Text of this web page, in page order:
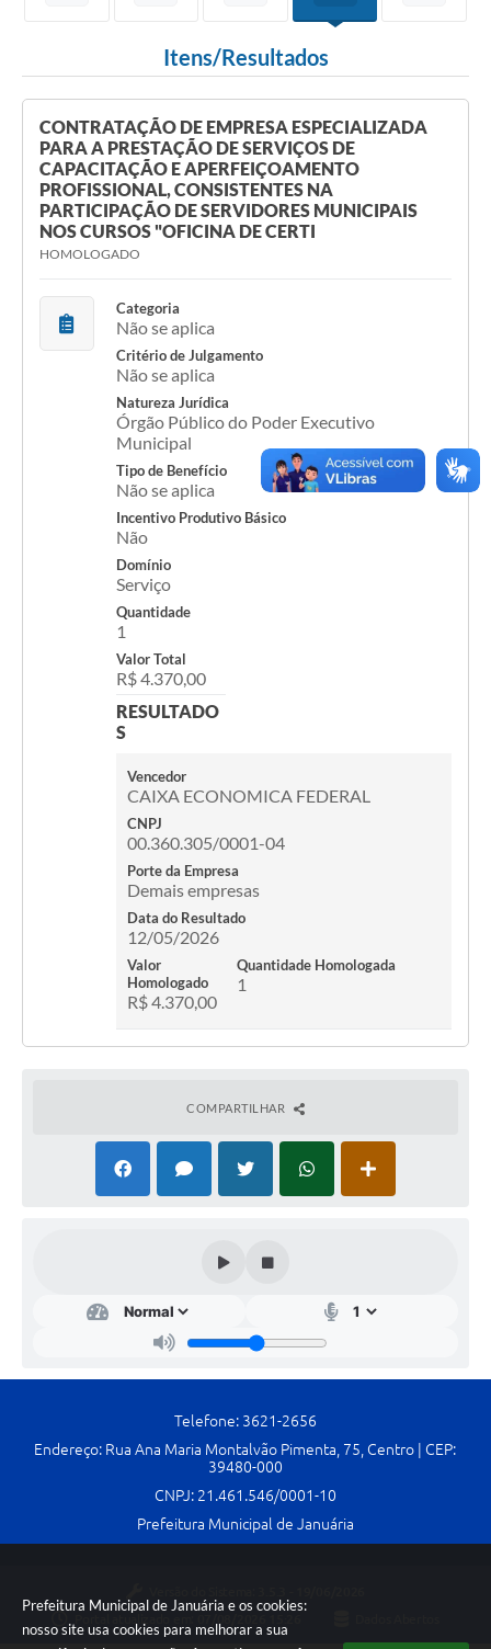
Prefeitura Municipal de Januária e os cookies:
nosso site usa cookies para melhorar a sua
Agenda
Telefones Úteis
Ouvidoria
Cavernas do Peruaçu
Galeria de Fotos
Notícias
Arquivos para Download
Fotos - Eventos Oficiais
Itens/Resultados
CONTRATAÇÃO DE EMPRESA ESPECIALIZADA
PARA A PRESTAÇÃO DE SERVIÇOS DE
CAPACITAÇÃO E APERFEIÇOAMENTO
PROFISSIONAL, CONSISTENTES NA
PARTICIPAÇÃO DE SERVIDORES MUNICIPAIS
NOS CURSOS "OFICINA DE CERTI
HOMOLOGADO
Categoria
Não se aplica
Critério de Julgamento
Não se aplica
Natureza Jurídica
Órgão Público do Poder Executivo
Municipal
Tipo de Benefício
Não se aplica
Incentivo Produtivo Básico
Não
Domínio
Serviço
Quantidade
1
Valor Total
R$ 4.370,00
RESULTADO
S
Vencedor
CAIXA ECONOMICA FEDERAL
CNPJ
00.360.305/0001-04
Porte da Empresa
Demais empresas
Data do Resultado
12/05/2026
Valor
Homologado
R$ 4.370,00
Quantidade Homologada
1
COMPARTILHAR
Telefone: 3621-2656
Endereço: Rua Ana Maria Montalvão Pimenta, 75, Centro | CEP:
39480-000
CNPJ: 21.461.546/0001-10
Prefeitura Municipal de Januária